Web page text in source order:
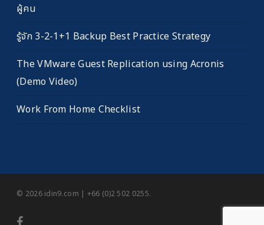
ผู้คน
รู้จัก 3-2-1+1 Backup Best Practice Strategy
The VMware Guest Replication using Acronis
(Demo Video)
Work From Home Checklist
© 2026 idin9.com | +66 (0)2 502 0255.
facebook